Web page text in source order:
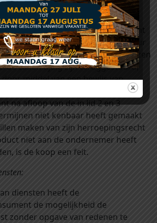
Nadat de
kenbaar heeft gemaakt
maken van zijn herroepingsrecht
het product binnen 14 dagen retour
afnemer/consument dient te bewijzen
zaken tijdig zijn teruggestuurd,
middel van een bewijs van
na afloop van de in lid 2 en 3
niet kenbaar heeft gemaakt
maken van zijn herroepingsrecht
niet aan de ondernemer heeft
is de koop een feit.
diensten heeft de
de mogelijkheid de
zonder opgave van redenen te